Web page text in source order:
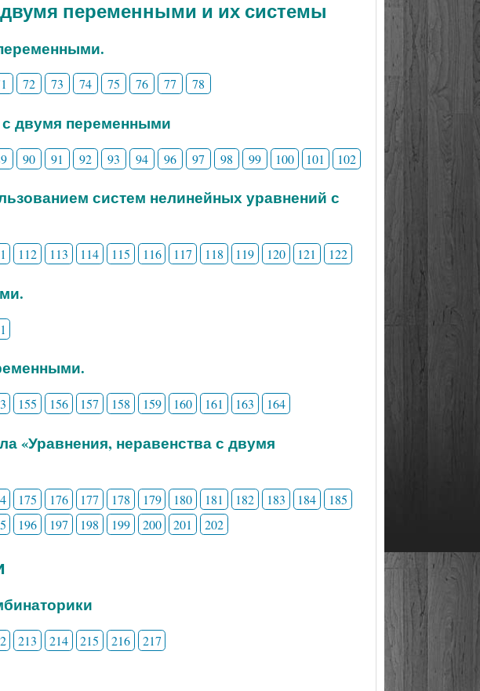
переменными и их системы
72 73 74 75 76 77 78
двумя переменными
90 91 92 93 94 96 97 98 99 100 101 102
систем нелинейных уравнений с
112 113 114 115 116 117 118 119 120 121 122
155 156 157 158 159 160 161 163 164
«Уравнения, неравенства с двумя
175 176 177 178 179 180 181 182 183 184
185
196 197 198 199 200 201 202
213 214 215 216 217